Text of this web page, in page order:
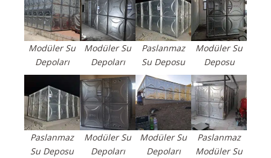
Modüler Su
Depoları
Modüler Su
Depoları
Paslanmaz
Su Deposu
Modüler Su
Deposu
Paslanmaz
Su Deposu
Modüler Su
Depoları
Modüler Su
Depoları
Paslanmaz
Modüler Su